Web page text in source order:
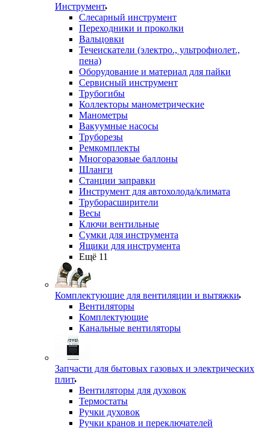
Инструмент
Слесарный инструмент
Переходники и проколки
Вальцовки
Течеискатели (электро., ультрофиолет.,
пена)
Оборудование и материал для пайки
Сервисный инструмент
Трубогибы
Коллекторы манометрические
Манометры
Вакуумные насосы
Труборезы
Ремкомплекты
Многоразовые баллоны
Шланги
Станции заправки
Инструмент для автохолода/климата
Труборасширители
Весы
Ключи вентильные
Сумки для инструмента
Ящики для инструмента
Ещё 11
Комплектующие для вентиляции и вытяжки
Вентиляторы
Комплектующие
Канальные вентиляторы
Запчасти для бытовых газовых и электрических
плит
Вентиляторы для духовок
Термостаты
Ручки духовок
Ручки кранов и переключателей